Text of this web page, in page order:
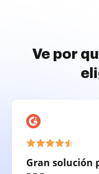
Ve por
Gran solución